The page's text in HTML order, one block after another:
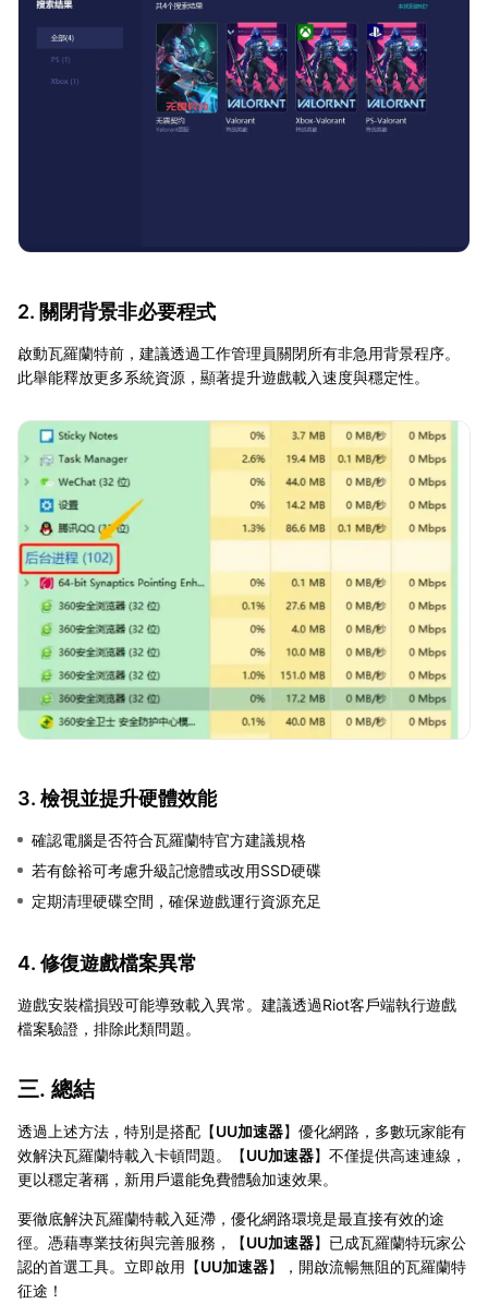
2. 關閉背景非必要程式
啟動瓦羅蘭特前，建議透過工作管理員關閉所有非急用背景程序。
此舉能釋放更多系統資源，顯著提升遊戲載入速度與穩定性。
3. 檢視並提升硬體效能
確認電腦是否符合瓦羅蘭特官方建議規格
若有餘裕可考慮升級記憶體或改用SSD硬碟
定期清理硬碟空間，確保遊戲運行資源充足
4. 修復遊戲檔案異常
遊戲安裝檔損毀可能導致載入異常。建議透過Riot客戶端執行遊戲
檔案驗證，排除此類問題。
三. 總結
透過上述方法，特別是搭配【UU加速器】優化網路，多數玩家能有
效解決瓦羅蘭特載入卡頓問題。【UU加速器】不僅提供高速連線，
更以穩定著稱，新用戶還能免費體驗加速效果。
要徹底解決瓦羅蘭特載入延滯，優化網路環境是最直接有效的途
徑。憑藉專業技術與完善服務，【UU加速器】已成瓦羅蘭特玩家公
認的首選工具。立即啟用【UU加速器】，開啟流暢無阻的瓦羅蘭特
征途！